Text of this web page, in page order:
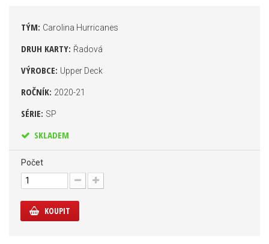
TÝM: Carolina Hurricanes
DRUH KARTY: Řadová
VÝROBCE: Upper Deck
ROČNÍK: 2020-21
SÉRIE: SP
SKLADEM
Počet
KOUPIT